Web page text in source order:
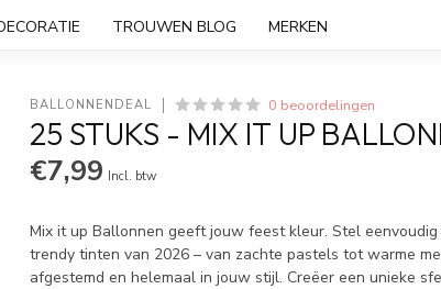
TROUWEN BLOG MERKEN
BALLONNENDEAL 0 beoordelingen
25 STUKS - MIX IT UP
€7,99 Incl. btw
Mix it up Ballonnen geeft jouw feest kleur. Stel
trendy tinten van 2026 – van zachte pastels tot warme
afgestemd en helemaal in jouw stijl. Creëer een unieke